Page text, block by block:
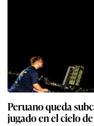
Peruano queda
jugado en el cielo